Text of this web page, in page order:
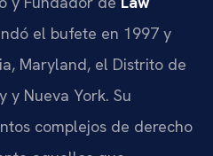
el bufete en 1997 y
Maryland, el Distrito de
y Nueva York. Su
complejos de derecho